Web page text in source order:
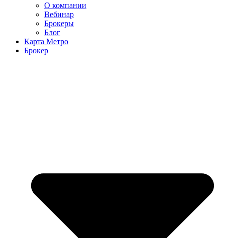
О компании
Вебинар
Брокеры
Блог
Карта Метро
Брокер